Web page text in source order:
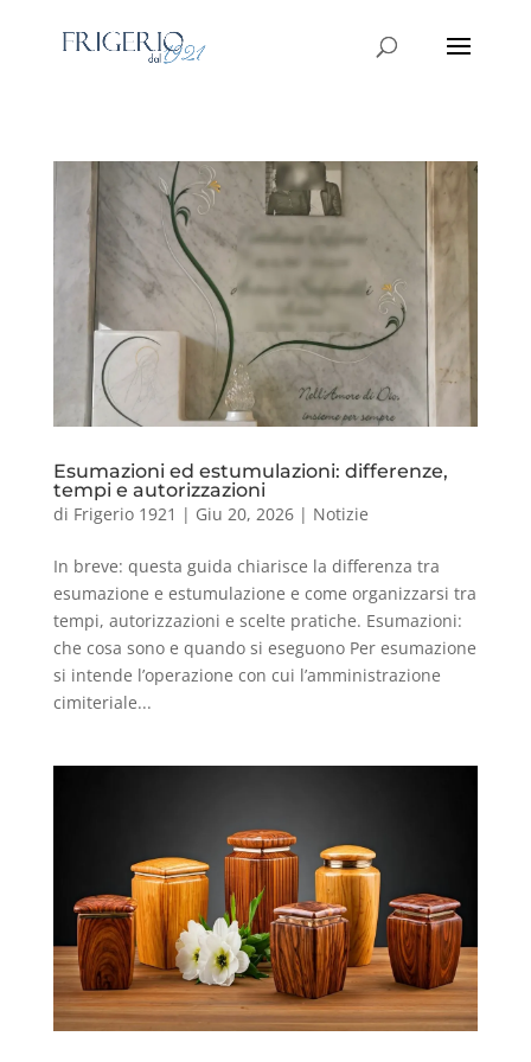
Esumazioni ed estumulazioni: differenze,
tempi e autorizzazioni
di Frigerio 1921 | Giu 20, 2026| Notizie
In breve: questa guida chiarisce la differenza tra
esumazione e estumulazione e come organizzarsi tra
tempi, autorizzazioni e scelte pratiche. Esumazioni:
che cosa sono e quando si eseguono Per esumazione
si intende l’operazione con cui l’amministrazione
cimiteriale...